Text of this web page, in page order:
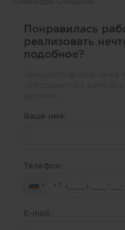
Понравилась
реализовать
подобное?
Ваше имя:
Телефон:
E-mail: